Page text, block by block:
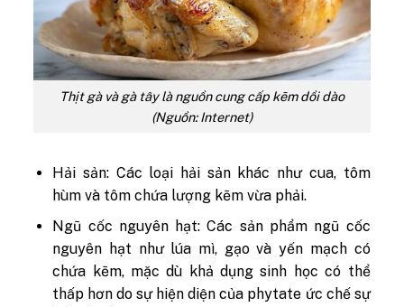
Thịt gà và gà tây là nguồn cung cấp kẽm dồi dào
(Nguồn: Internet)
Hải sản: Các loại hải sản khác như cua, tôm
hùm và tôm chứa lượng kẽm vừa phải.
Ngũ cốc nguyên hạt: Các sản phẩm ngũ cốc
nguyên hạt như lúa mì, gạo và yến mạch có
chứa kẽm, mặc dù khả dụng sinh học có thể
thấp hơn do sự hiện diện của phytate ức chế sự